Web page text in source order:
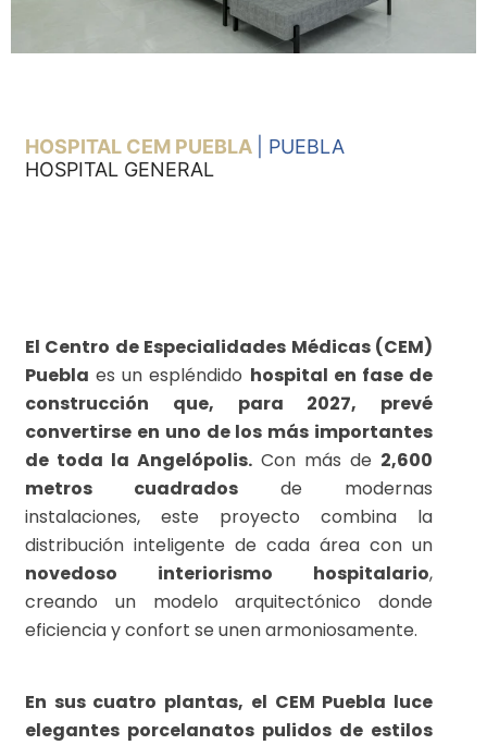
HOSPITAL CEM PUEBLA
| PUEBLA
HOSPITAL GENERAL
Diseño:
​
16
semanas
El Centro de Especialidades Médicas (CEM)
Puebla es un espléndido hospital en fase de
construcción que, para 2027, prevé
convertirse en uno de los más importantes
de toda la Angelópolis. Con más de 2,600
metros cuadrados de modernas
instalaciones, este proyecto combina la
distribución inteligente de cada área con un
novedoso interiorismo hospitalario,
creando un modelo arquitectónico donde
eficiencia y confort se unen armoniosamente.
En sus cuatro plantas, el CEM Puebla luce
elegantes porcelanatos pulidos de estilos